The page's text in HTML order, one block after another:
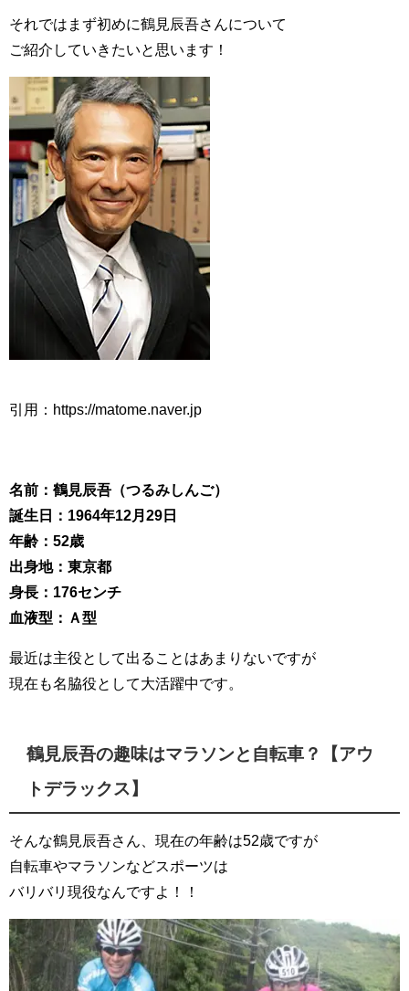
それではまず初めに鶴見辰吾さんについて
ご紹介していきたいと思います！
引用：https://matome.naver.jp
名前：鶴見辰吾（つるみしんご）
誕生日：1964年12月29日
年齢：52歳
出身地：東京都
身長：176センチ
血液型：Ａ型
最近は主役として出ることはあまりないですが
現在も名脇役として大活躍中です。
鶴見辰吾の趣味はマラソンと自転車？【アウ
トデラックス】
そんな鶴見辰吾さん、現在の年齢は52歳ですが
自転車やマラソンなどスポーツは
バリバリ現役なんですよ！！